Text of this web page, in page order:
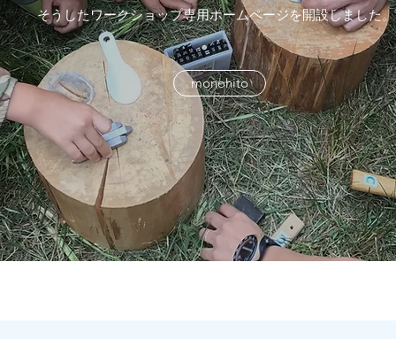
​そうしたワークショップ専用ホームページを開設しました。
monohito